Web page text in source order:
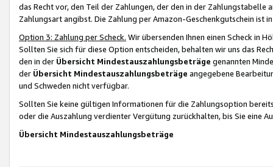
das Recht vor, den Teil der Zahlungen, der den in der
Zahlungsart angibst. Die Zahlung per Amazon-Geschenkgutschein ist
Option 3: Zahlung per Scheck. Wir übersenden Ihnen einen Scheck in
Sollten Sie sich für diese Option entscheiden, behalten wir uns das
den in der Übersicht Mindestauszahlungsbeträge genannten
der Übersicht Mindestauszahlungsbeträge angegebene
und Schweden nicht verfügbar.
Sollten Sie keine gültigen Informationen für die Zahlungsoption
oder die Auszahlung verdienter Vergütung zurückhalten, bis Sie
Übersicht Mindestauszahlungsbeträge